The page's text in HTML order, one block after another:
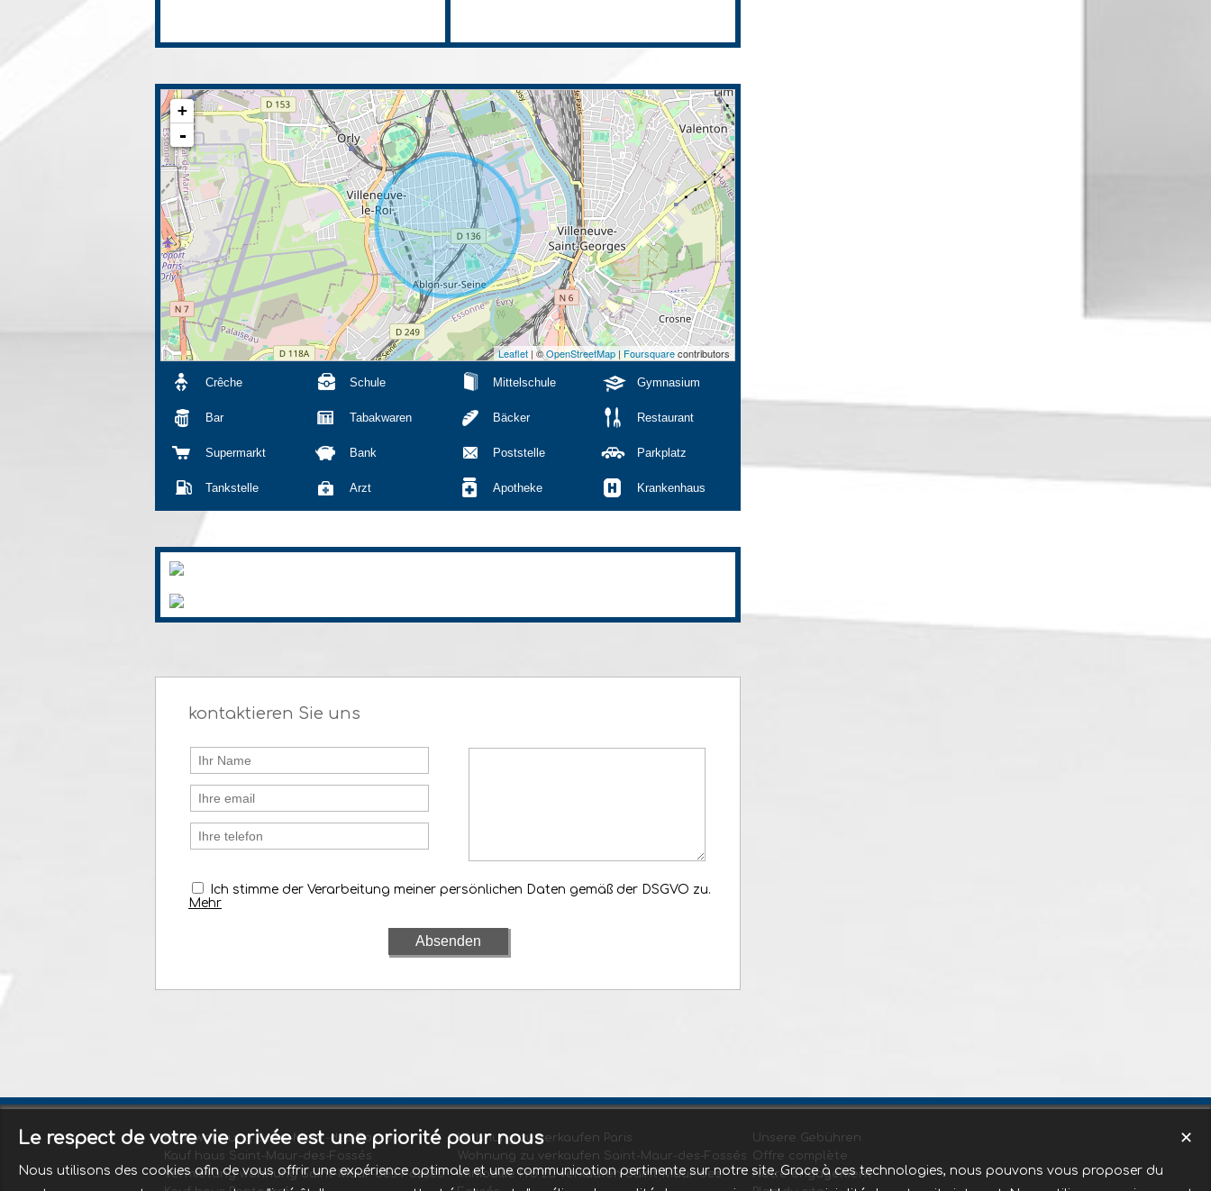
+
-
Leaflet | ©OpenStreetMap | Foursquarecontributors
Crêche Schule Mittelschule Gymnasium
Bar Tabakwaren Bäcker Restaurant
Supermarkt Bank Poststelle Parkplatz
Tankstelle Arzt Apotheke Krankenhaus
kontaktieren Sie uns
Ich stimme der Verarbeitung meiner persönlichen Daten gemäß der DSGVO zu.
Mehr
Kauf wohnung Saint-Maur-des-Fossés
Kauf haus Saint-Maur-des-Fossés
Vermietung wohnung Saint-Maur-des-Fossés
Wohnung zu verkaufen Paris
Wohnung zu verkaufen Saint-Maur-des-Fossés
Immobilie Pro zu verkaufen Saint-Maur-des-
Unsere Gebühren
Offre complète
Notre engagement
✕
Le respect de votre vie privée est une priorité pour nous
Nous utilisons des cookies afin de vous offrir une expérience optimale et une communication pertinente sur notre site. Grace à ces technologies, nous pouvons vous proposer du